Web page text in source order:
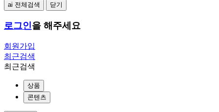
ai 전체검색 닫기
로그인을 해주세요
회원가입
최근검색
최근검색
상품
콘텐츠